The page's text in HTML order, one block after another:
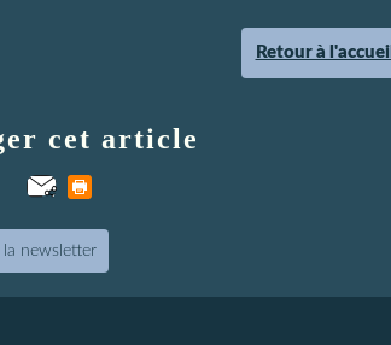
Retour à l'accueil
cet article
la newsletter